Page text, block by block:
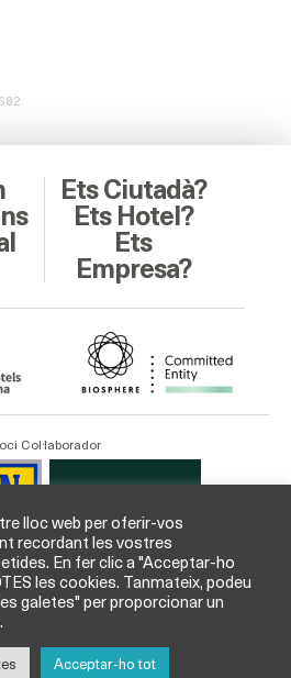
Ets Ciutadà?
Ets Hotel?
Ets
Empresa?
Col·laborador
lloc web per oferir-vos
recordant les vostres
En fer clic a "Acceptar-ho
les cookies. Tanmateix, podeu
galetes" per proporcionar un
Acceptar-ho tot